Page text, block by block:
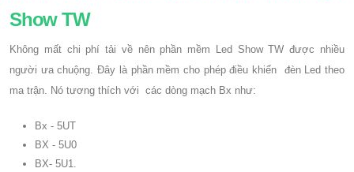
Show TW
Không mất chi phí tải về nên phần mềm Led Show TW được nhiều
người ưa chuộng. Đây là phần mềm cho phép điều khiển đèn Led theo
ma trận. Nó tương thích với các dòng mạch Bx như:
Bx - 5UT
BX - 5U0
BX- 5U1.